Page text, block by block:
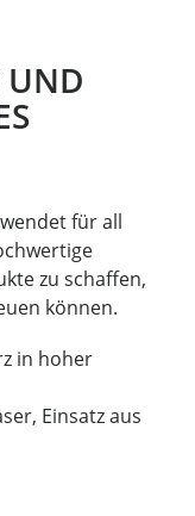
UND
für all
zu schaffen,
können.
in hoher
Einsatz aus